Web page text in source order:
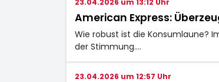
American Express:
Wie robust ist die Konsumlaune?
der Stimmung.…
23.04.2026 um 12:57 Uhr